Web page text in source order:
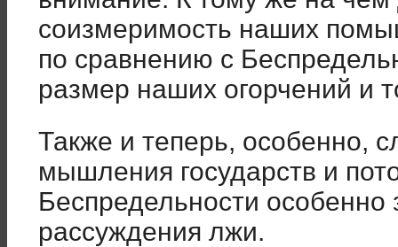
соизмеримость наших
по сравнению с
размер наших огорчений и
Также и теперь, особенно,
мышления государств и
Беспредельности особенно
рассуждения лжи.